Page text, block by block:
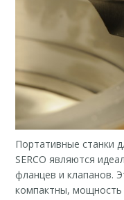
Портативные станки
SERCO являются
фланцев и клапанов.
компактны, мощность